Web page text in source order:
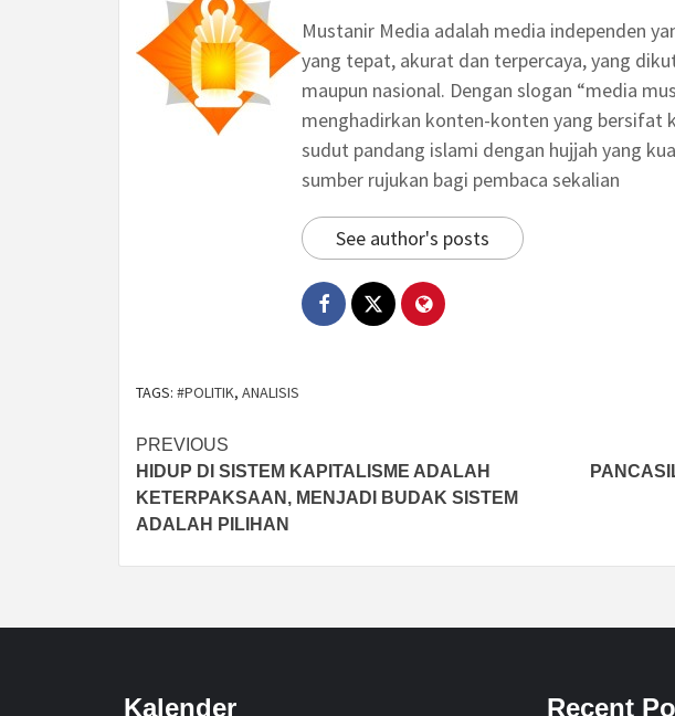
Mustanir Media adalah media independen
yang tepat, akurat dan terpercaya, yang
maupun nasional. Dengan slogan “media
menghadirkan konten-konten yang bersifat
sudut pandang islami dengan hujjah yang
sumber rujukan bagi pembaca sekalian
See author's posts
TAGS: #POLITIK, ANALISIS
Post
navigation
PREVIOUS
HIDUP DI SISTEM KAPITALISME ADALAH
KETERPAKSAAN, MENJADI BUDAK SISTEM
ADALAH PILIHAN
Kalender Recent